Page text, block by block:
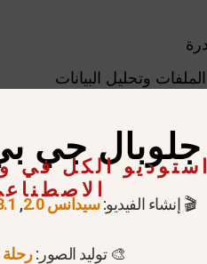
وتحليل البيانات
والمستخدمون
جلوبال جي
استوديو الكل في
🎬 إنشاء الفيديو:سيدانس 2.0 ,
🎨 توليد الصور: